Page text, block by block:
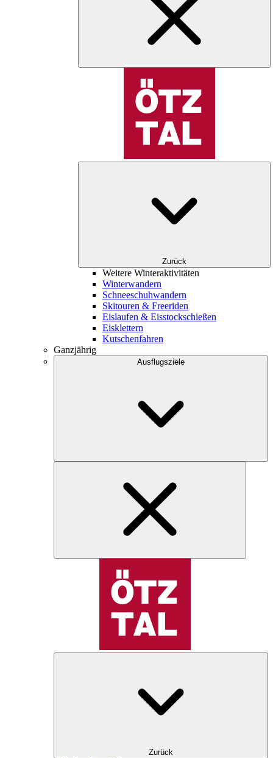
Zurück
Weitere Winteraktivitäten
Winterwandern
Schneeschuhwandern
Skitouren & Freeriden
Eislaufen & Eisstockschießen
Eisklettern
Kutschenfahren
Ganzjährig
Ausflugsziele
Zurück